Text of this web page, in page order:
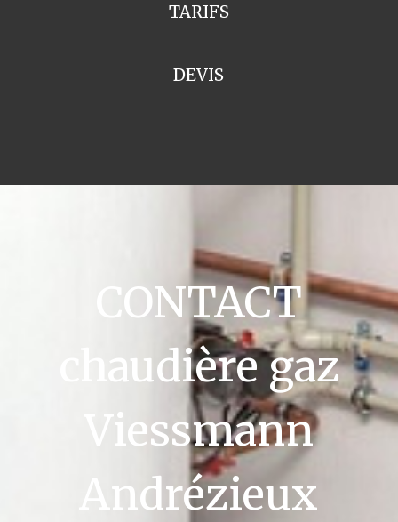
TARIFS
DEVIS
CONTACT
chaudière gaz
Viessmann
Andrézieux